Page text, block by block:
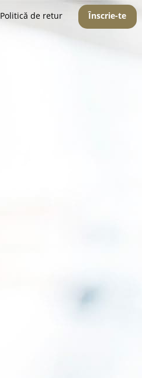
Politică de retur Înscrie-te